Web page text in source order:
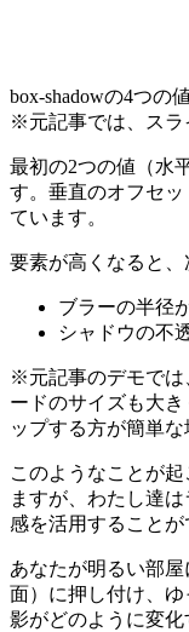
box-shadowの4つの
※元記事では、スラ
最初の2つの値（水
す。垂直のオフセ
ています。
要素が高くなると、
ブラーの半径
シャドウの不
※元記事のデモでは
ードのサイズも大
ップする方が簡単な
このようなことが
ますが、わたし達
感を活用することが
あなたが明るい部
面）に押し付け、
影がどのように変